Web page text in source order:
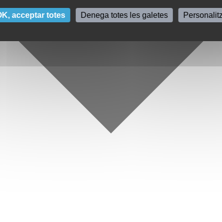
acceptar totes Denega totes les galetes